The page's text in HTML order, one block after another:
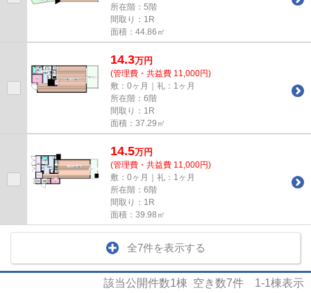
所在階：5階
間取り：1R
面積：44.86㎡
14.3万円
(管理費・共益費 11,000円)
敷：0ヶ月｜礼：1ヶ月
所在階：6階
間取り：1R
面積：37.29㎡
14.5万円
(管理費・共益費 11,000円)
敷：0ヶ月｜礼：1ヶ月
所在階：6階
間取り：1R
面積：39.98㎡
全7件を表示する
該当公開件数1棟 空き数7件 1-1棟表示